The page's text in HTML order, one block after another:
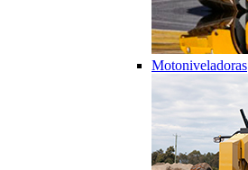
Motoniveladoras